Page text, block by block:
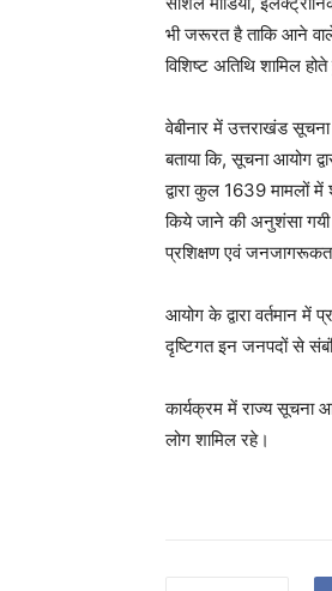
भी जरूरत है ताकि आने
विशिष्ट अतिथि शामिल
वेबीनार में उत्तराखंड
बताया कि, सूचना आयोग
द्वारा कुल 1639 मामलों
किये जाने की अनुशंसा
प्रशिक्षण एवं
आयोग के द्वारा वर्तमान में
दृष्टिगत इन जनपदों से
कार्यक्रम में राज्य सूचना
लोग शामिल रहे।